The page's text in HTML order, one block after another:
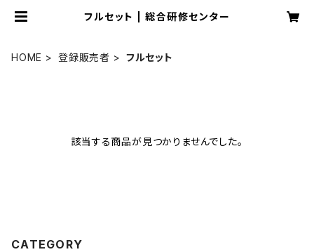
フルセット | 総合研修センター
HOME 登録販売者 フルセット
該当する商品が見つかりませんでした。
CATEGORY